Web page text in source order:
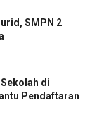
SMPN 2
di
Pendaftaran